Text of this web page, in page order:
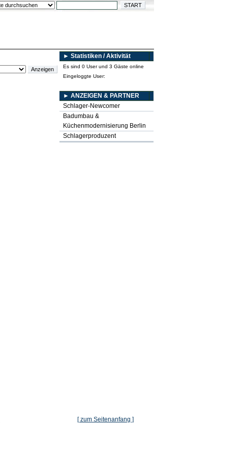
► Statistiken / Aktivität
Es sind 0 User und 3 Gäste online
Eingeloggte User:
► ANZEIGEN & PARTNER
Schlager-Newcomer
Badumbau &
Küchenmodernisierung Berlin
Schlagerproduzent
[ zum Seitenanfang ]